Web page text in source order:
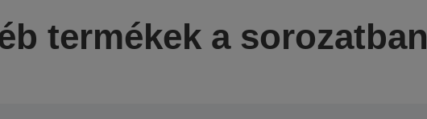
termékek a sorozatban